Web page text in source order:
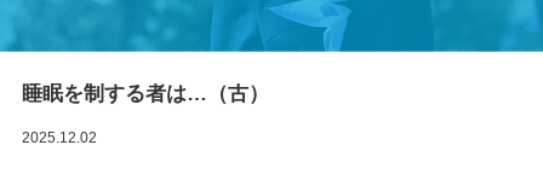
睡眠を制する者は…（古）
2025.12.02